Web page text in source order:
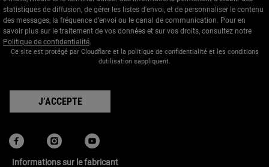
statistiques de diffusion, de gérer les listes d'envoi, et de personnaliser le contenu
des messages, la fréquence d’envoi ou le canal de communication. Pour en
savoir plus sur le traitement de vos données et sur vos droits, consultez notre
Politique de confidentialité.
Ce site est protégé par Cloudflare et la politique de confidentialité et les conditions
dutilisation sappliquent.
J’ACCEPTE
Informations sur le fabricant